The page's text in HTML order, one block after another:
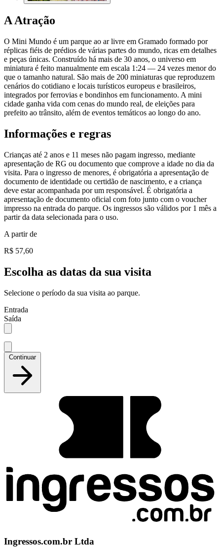
A Atração
O Mini Mundo é um parque ao ar livre em Gramado formado por
réplicas fiéis de prédios de várias partes do mundo, ricas em detalhes
e peças únicas. Construído há mais de 30 anos, o universo em
miniatura é feito manualmente em escala 1:24 — 24 vezes menor do
que o tamanho natural. São mais de 200 miniaturas que reproduzem
cenários do cotidiano e locais turísticos europeus e brasileiros,
integrados por ferrovias e bondinhos em funcionamento. A mini
cidade ganha vida com cenas do mundo real, de eleições para
prefeito ao trânsito, além de eventos temáticos ao longo do ano.
Informações e regras
Crianças até 2 anos e 11 meses não pagam ingresso, mediante
apresentação de RG ou documento que comprove a idade no dia da
visita. Para o ingresso de menores, é obrigatória a apresentação de
documento de identidade ou certidão de nascimento, e a criança
deve estar acompanhada por um responsável. É obrigatória a
apresentação de documento oficial com foto junto com o voucher
impresso na entrada do parque. Os ingressos são válidos por 1 mês a
partir da data selecionada para o uso.
A partir de
R$ 57,60
Escolha as datas da sua visita
Selecione o período da sua visita ao parque.
Entrada
Saída
Continuar
Ingressos.com.br Ltda